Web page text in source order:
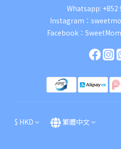
Whatsapp: +852
Instagram：
Facebook：
$ HKD 繁體中文